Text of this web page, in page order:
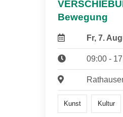
Bewegung
Fr, 7.
09:00 -
Kunst Kultur